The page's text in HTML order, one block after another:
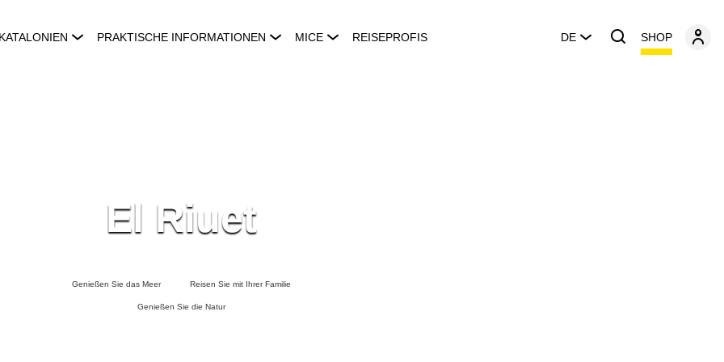
PRAKTISCHE INFORMATIONEN MICE REISEPROFIS DE SHOP
El Riuet
Genießen Sie das Meer Reisen Sie mit Ihrer Familie
Genießen Sie die Natur